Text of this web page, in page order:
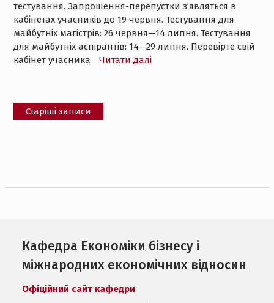
тестування. Запрошення-перепустки з’являться в
кабінетах учасників до 19 червня. Тестування для
майбутніх магістрів: 26 червня—14 липня. Тестування
для майбутніх аспірантів: 14—29 липня. Перевірте свій
кабінет учасника
Читати далі
Навігація
за
Старіші записи
Кафедра Економіки бізнесу і
міжнародних економічних відносин
Офіційний сайт кафедри